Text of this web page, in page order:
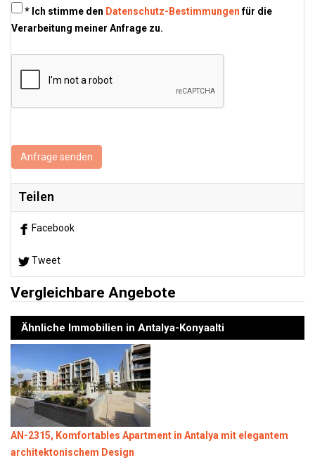
* Ich stimme den Datenschutz-Bestimmungenfür die
Verarbeitung meiner Anfrage zu.
Anfrage senden
Teilen
Facebook
Tweet
Vergleichbare Angebote
Ähnliche Immobilien in Antalya-Konyaalti
AN-2315, Komfortables Apartment in Antalya mit elegantem
architektonischem Design